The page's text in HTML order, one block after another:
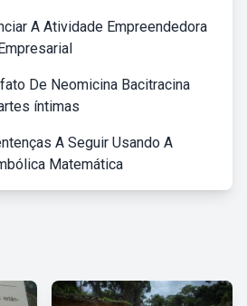
A Atividade Empreendedora
De Neomicina Bacitracina
íntimas
A Seguir Usando A
Matemática